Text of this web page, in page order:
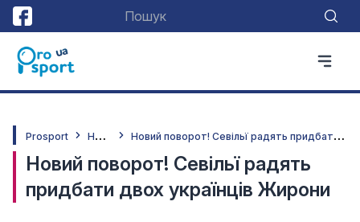
Prosport Н
овини Н
овий поворот! Севільї радять придбати двох українців Жирони
Новий поворот! Севільї радять
придбати двох українців Жирони